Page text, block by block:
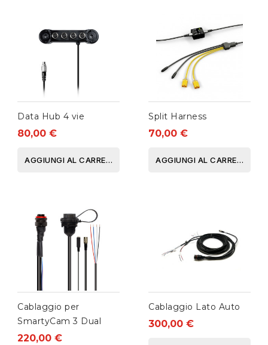
Data Hub 4 vie
80,00 €
AGGIUNGI AL CARRELLO
Split Harness
70,00 €
AGGIUNGI AL CARRELLO
Cablaggio per
SmartyCam 3 Dual
220,00 €
Cablaggio Lato Auto
300,00 €